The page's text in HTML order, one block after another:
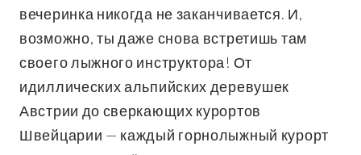
вечеринка никогда не заканчивается. И,
возможно, ты даже снова встретишь там
своего лыжного инструктора! От
идиллических альпийских деревушек
Австрии до сверкающих курортов
Швейцарии — каждый горнолыжный курорт